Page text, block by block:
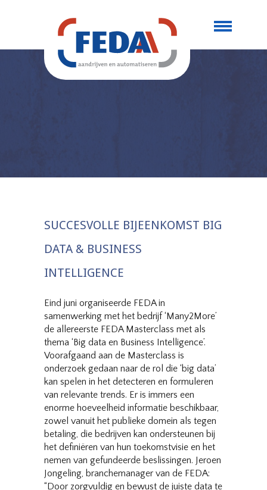
SUCCESVOLLE BIJEENKOMST BIG
DATA & BUSINESS
INTELLIGENCE
Eind juni organiseerde FEDA in
samenwerking met het bedrijf ‘Many2More’
de allereerste FEDA Masterclass met als
thema ‘Big data en Business Intelligence’.
Voorafgaand aan de Masterclass is
onderzoek gedaan naar de rol die ‘big data’
kan spelen in het detecteren en formuleren
van relevante trends. Er is immers een
enorme hoeveelheid informatie beschikbaar,
zowel vanuit het publieke domein als tegen
betaling, die bedrijven kan ondersteunen bij
het definiëren van hun toekomstvisie en het
nemen van gefundeerde beslissingen. Jeroen
Jongeling, branchemanager van de FEDA:
“Door zorgvuldig en bewust de juiste data te